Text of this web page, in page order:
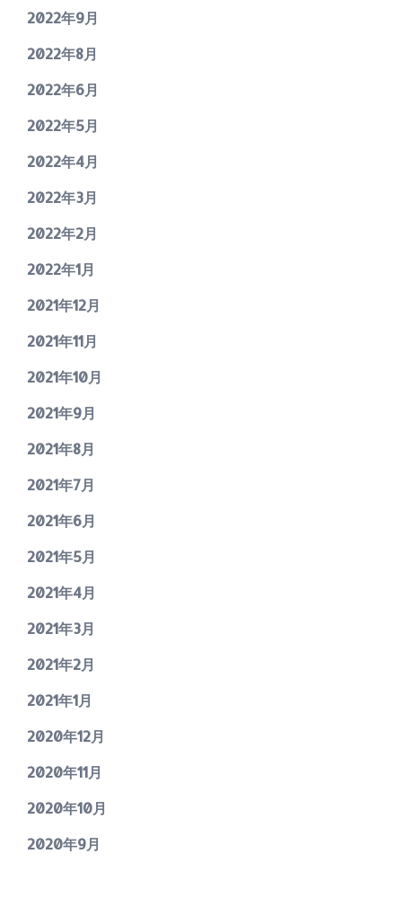
2022年9月
2022年8月
2022年6月
2022年5月
2022年4月
2022年3月
2022年2月
2022年1月
2021年12月
2021年11月
2021年10月
2021年9月
2021年8月
2021年7月
2021年6月
2021年5月
2021年4月
2021年3月
2021年2月
2021年1月
2020年12月
2020年11月
2020年10月
2020年9月